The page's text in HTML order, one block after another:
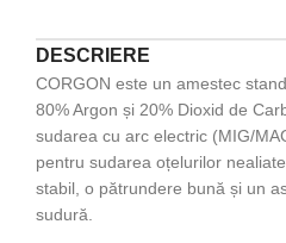
DESCRIERE
CORGON este un amestec
80% Argon și 20% Dioxid de
sudarea cu arc electric (MIG/
pentru sudarea oțelurilor
stabil, o pătrundere bună și un
sudură.